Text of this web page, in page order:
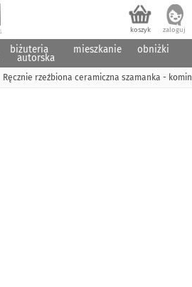
biżuteria
autorska
mieszkanie obniżki
Ręcznie rzeźbiona ceramiczna szamanka -